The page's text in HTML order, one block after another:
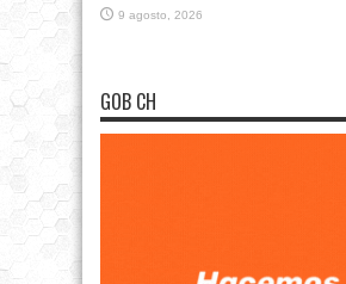
9 agosto, 2026
GOB CH